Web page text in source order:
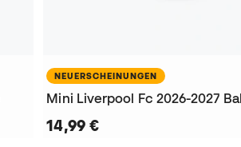
NEUERSCHEINUNGEN
Mini Liverpool Fc 2026-2027 Ball
14,99 €